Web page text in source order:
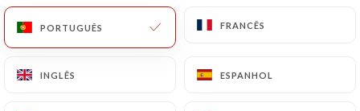
PORTUGUÊS FRANCÊS
INGLÊS ESPANHOL
PORTUGUÊS FRANCÊS
INGLÊS ESPANHOL